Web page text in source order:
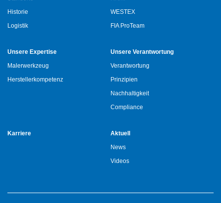
Historie
Logistik
WESTEX
FIA ProTeam
Unsere Expertise
Malerwerkzeug
Herstellerkompetenz
Unsere Verantwortung
Verantwortung
Prinzipien
Nachhaltigkeit
Compliance
Karriere
Aktuell
News
Videos